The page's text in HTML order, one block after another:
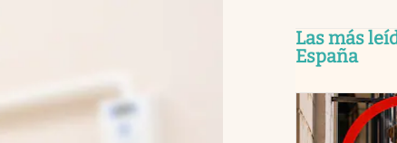
Las más
España